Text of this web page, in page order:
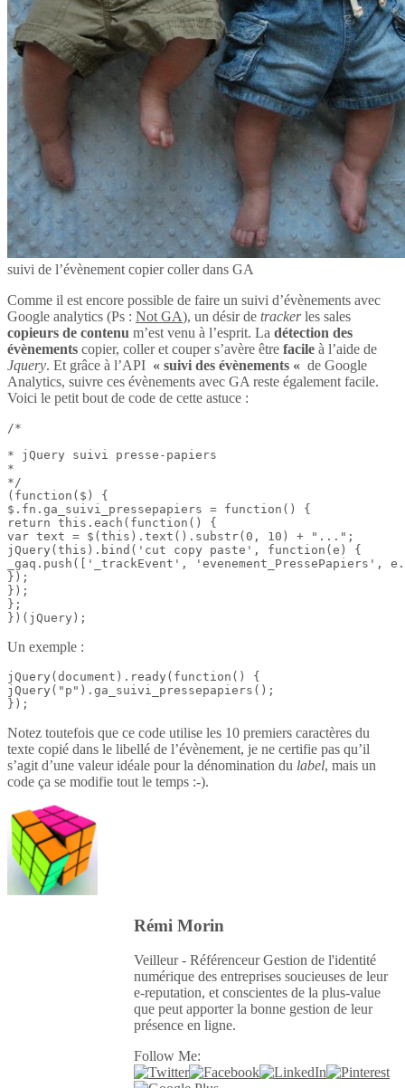
suivi de l’évènement copier coller dans GA
Comme il est encore possible de faire un suivi d’évènements avec
Google analytics (Ps : Not GA), un désir de trackerles sales
copieurs de contenu m’est venu à l’esprit. La détection des
évènements copier, coller et couper s’avère être facile à l’aide de
Jquery. Et grâce à l’API « suivi des évènements « de Google
Analytics, suivre ces évènements avec GA reste également facile.
Voici le petit bout de code de cette astuce :
/*
* jQuery suivi presse-papiers
*
*/
(function($) {
$.fn.ga_suivi_pressepapiers = function() {
return this.each(function() {
var text = $(this).text().substr(0, 10) + "...";
jQuery(this).bind('cut copy paste', function(e) {
_gaq.push(['_trackEvent', 'evenement_PressePapiers',
});
});
};
})(jQuery);
Un exemple :
jQuery(document).ready(function() {
jQuery("p").ga_suivi_pressepapiers();
});
Notez toutefois que ce code utilise les 10 premiers caractères du
texte copié dans le libellé de l’évènement, je ne certifie pas qu’il
s’agit d’une valeur idéale pour la dénomination du label, mais un
code ça se modifie tout le temps :-).
Rémi Morin
Veilleur - Référenceur Gestion de l'identité
numérique des entreprises soucieuses de leur
e-reputation, et conscientes de la plus-value
que peut apporter la bonne gestion de leur
présence en ligne.
Follow Me: